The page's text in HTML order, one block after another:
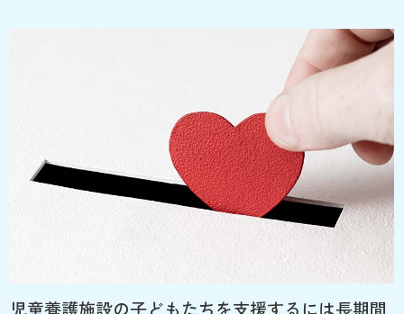
児童養護施設の子どもたちを支援するには長期間